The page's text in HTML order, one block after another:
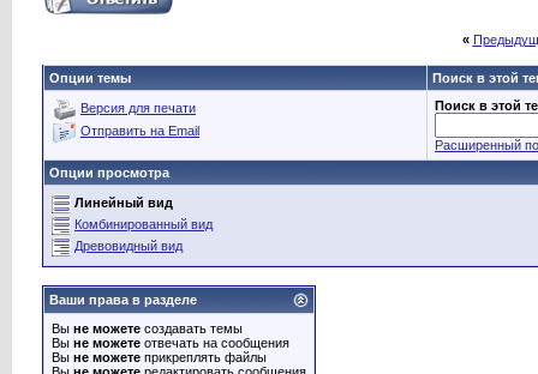
«
Опции темы Поиск в этой
Версия для печати
Отправить на Email
Поиск в этой
Расширенный
Опции просмотра
Линейный вид
Комбинированный вид
Древовидный вид
Ваши права в разделе
Вы не можете создавать темы
Вы не можете отвечать на сообщения
Вы не можете прикреплять файлы